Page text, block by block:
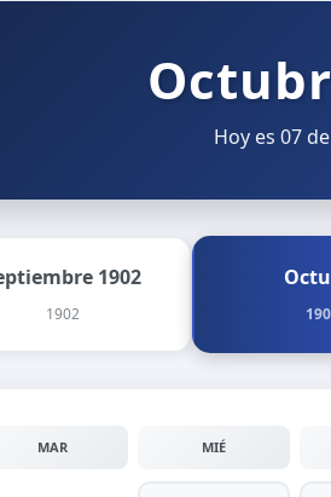
Hoy es 07
1902
1902
MAR MIÉ